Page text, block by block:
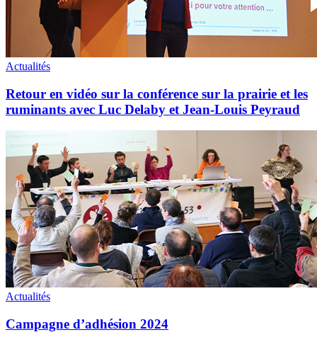
avec
Luc
et
Jean-
Peyraud
Actualités
Retour en vidéo sur la conférence sur la prairie et les
ruminants avec Luc Delaby et Jean-Louis Peyraud
Campagne
d’adhésion
2024
Actualités
Campagne d’adhésion 2024